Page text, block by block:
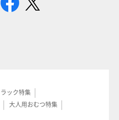
ラック特集
大人用おむつ特集